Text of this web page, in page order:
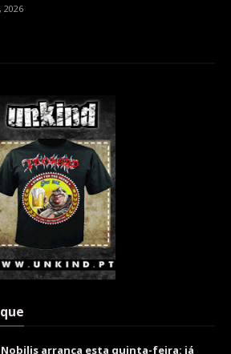
2026
Nobilis arranca esta quinta-feira: já